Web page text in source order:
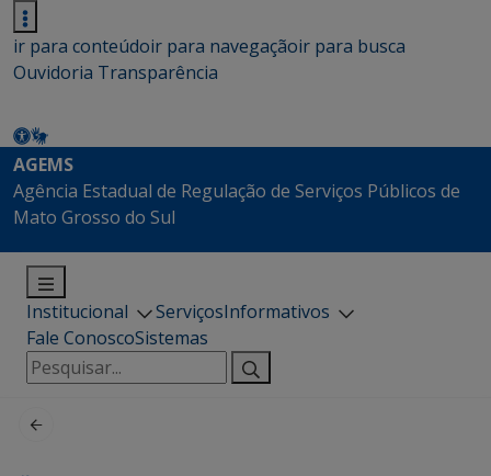
ir para conteúdoir para navegaçãoir para busca
Ouvidoria Transparência
AGEMS
Agência Estadual de Regulação de Serviços Públicos de
Mato Grosso do Sul
Institucional ServiçosInformativos
Fale ConoscoSistemas
Pesquisar
por: